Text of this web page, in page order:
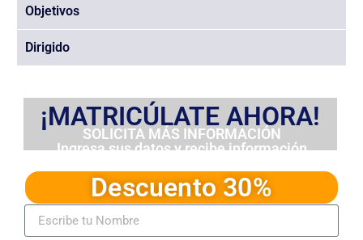
Objetivos
Dirigido
¡MATRICÚLATE AHORA!
SOLICITA MÁS INFORMACIÓN
Ingresa sus datos y recibe información
Descuento 30%